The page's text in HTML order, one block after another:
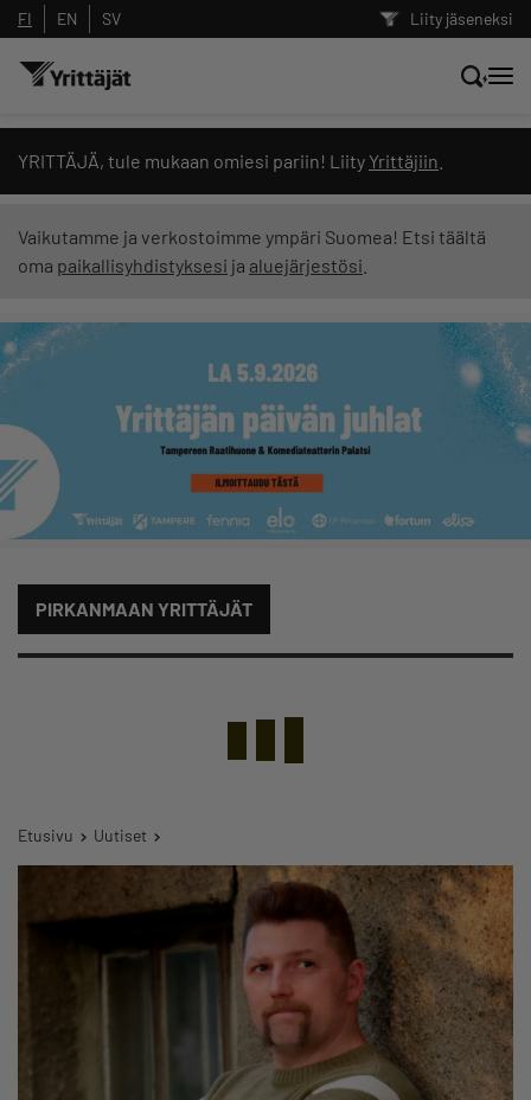
Liity jäseneksi
FI EN SV
YRITTÄJÄ, tule mukaan omiesi pariin! Liity Yrittäjiin
Vaikutamme ja verkostoimme ympäri Suomea! Etsi täältä
oma paikallisyhdistyksesi ja aluejärjestösi
PIRKANMAAN YRITTÄJÄT
Etusivu Uutiset
Hae sivustolta tai kysy suoraan
Yrittäjien tekoälyltä
Suodata hakutuloksia: näytä kaikki sisältö